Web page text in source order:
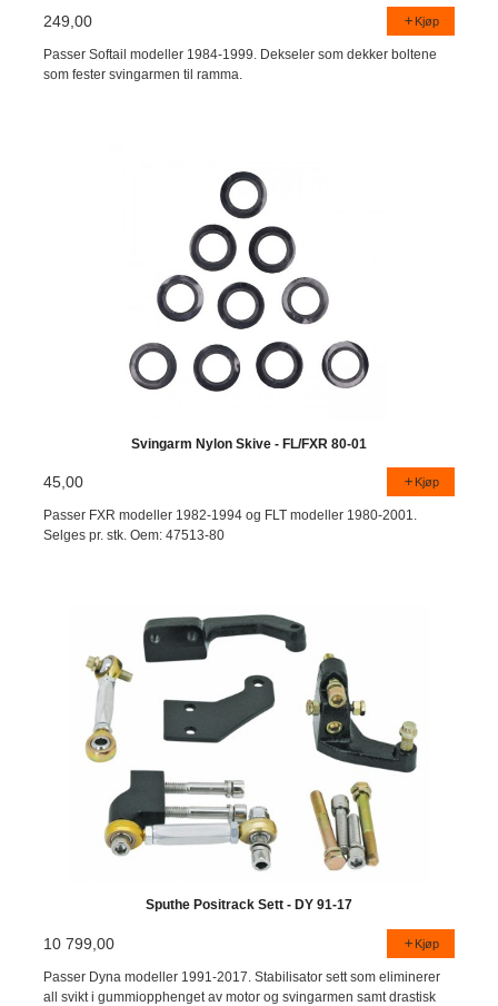
249,00 Kjøp
Passer Softail modeller 1984-1999. Dekseler som dekker boltene
som fester svingarmen til ramma.
Svingarm Nylon Skive - FL/FXR 80-01
45,00 Kjøp
Passer FXR modeller 1982-1994 og FLT modeller 1980-2001.
Selges pr. stk. Oem: 47513-80
Sputhe Positrack Sett - DY 91-17
10 799,00 Kjøp
Passer Dyna modeller 1991-2017. Stabilisator sett som eliminerer
all svikt i gummiopphenget av motor og svingarmen samt drastisk